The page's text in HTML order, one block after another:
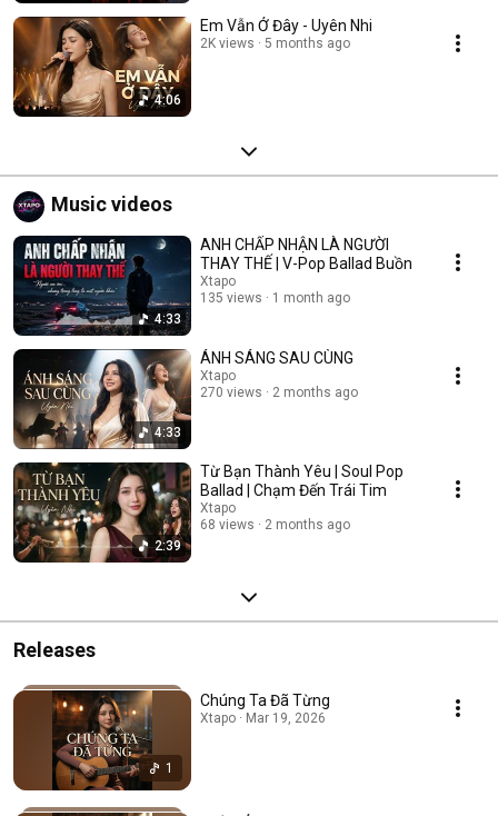
4:06
Em Vẫn Ở Đây - Uyên Nhi
2K views 5 months ago
Music videos
4:33
ANH CHẤP NHẬN LÀ NGƯỜI
THAY THẾ | V-Pop Ballad Buồn
Xtapo
135 views
1 month ago
4:33
ÁNH SÁNG SAU CÙNG
Xtapo
270 views
2 months ago
2:39
Từ Bạn Thành Yêu | Soul Pop
Ballad | Chạm Đến Trái Tim
Xtapo
68 views
2 months ago
Releases
1
Chúng Ta Đã Từng
Xtapo · Mar 19, 2026